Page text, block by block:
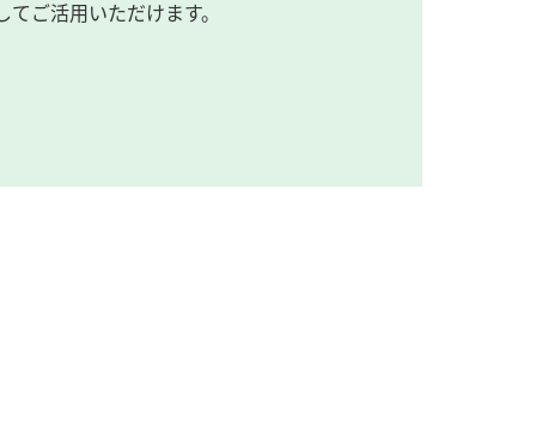
ご活用いただけます。